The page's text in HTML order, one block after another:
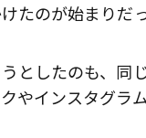
たのが始まりだ
としたのも、同
やインスタグラ